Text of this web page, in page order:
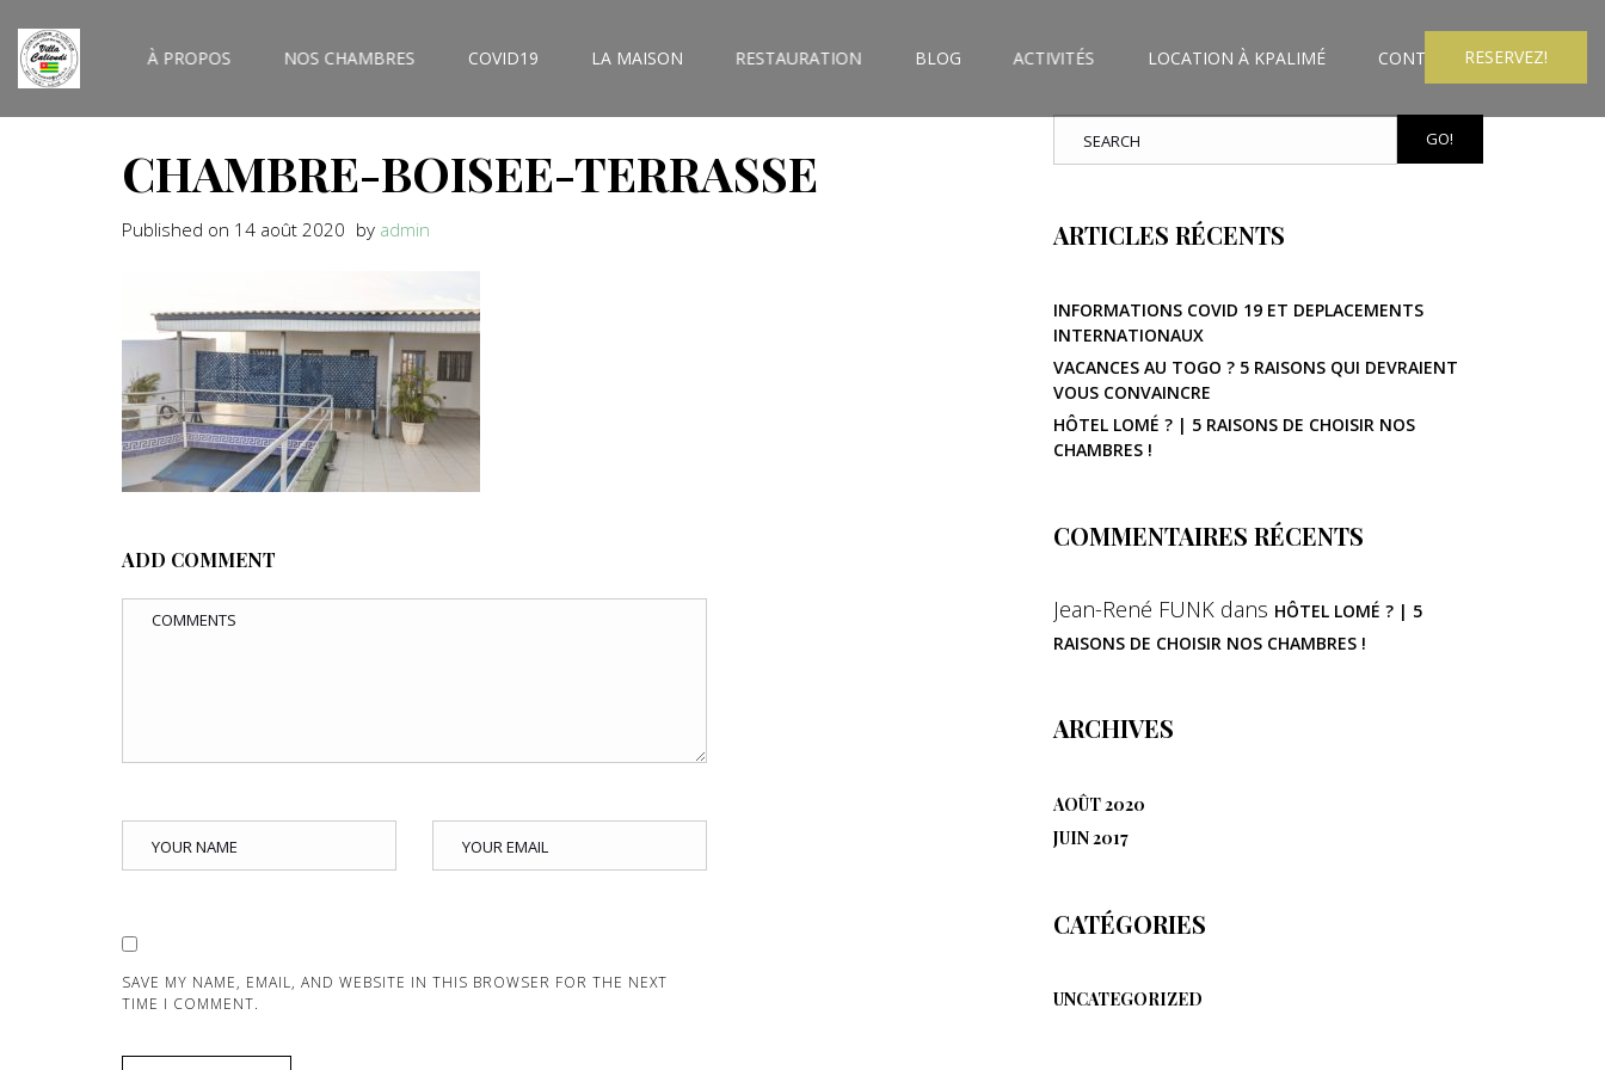
À PROPOS NOS CHAMBRES COVID19 LA MAISON RESTAURATION BLOG ACTIVITÉS LOCATION À KPALIMÉ CONTACT RESERVEZ!
CHAMBRE-BOISEE-TERRASSE
Published on 14 août 2020 by admin
ADD COMMENT
SAVE MY NAME, EMAIL, AND WEBSITE IN THIS BROWSER FOR THE NEXT
TIME I COMMENT.
GO!
ARTICLES RÉCENTS
INFORMATIONS COVID 19 ET DEPLACEMENTS
INTERNATIONAUX
VACANCES AU TOGO ? 5 RAISONS QUI DEVRAIENT
VOUS CONVAINCRE
HÔTEL LOMÉ ? | 5 RAISONS DE CHOISIR NOS
CHAMBRES !
COMMENTAIRES RÉCENTS
Jean-René FUNK dans HÔTEL LOMÉ ? | 5
RAISONS DE CHOISIR NOS CHAMBRES !
ARCHIVES
AOÛT 2020
JUIN 2017
CATÉGORIES
UNCATEGORIZED